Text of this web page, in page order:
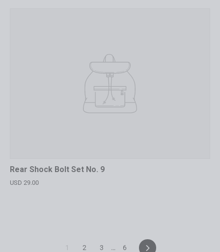
Rear Shock Bolt Set No. 9
USD 29.00
1 2 3 … 6 Siguiente